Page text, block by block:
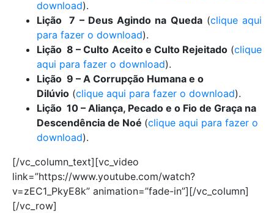
download).
Lição 7 – Deus Agindo na Queda(clique aqui
para fazer o download).
Lição 8 – Culto Aceito e Culto Rejeitado(clique
aqui para fazer o download).
Lição 9 – A Corrupção Humana e o
Dilúvio (clique aqui para fazer o download).
Lição 10 – Aliança, Pecado e o Fio de Graça na
Descendência de Noé (clique aqui para fazer o
download).
[/vc_column_text][vc_video
link=”https://www.youtube.com/watch?
v=zEC1_PkyE8k” animation=”fade-in”][/vc_column]
[/vc_row]